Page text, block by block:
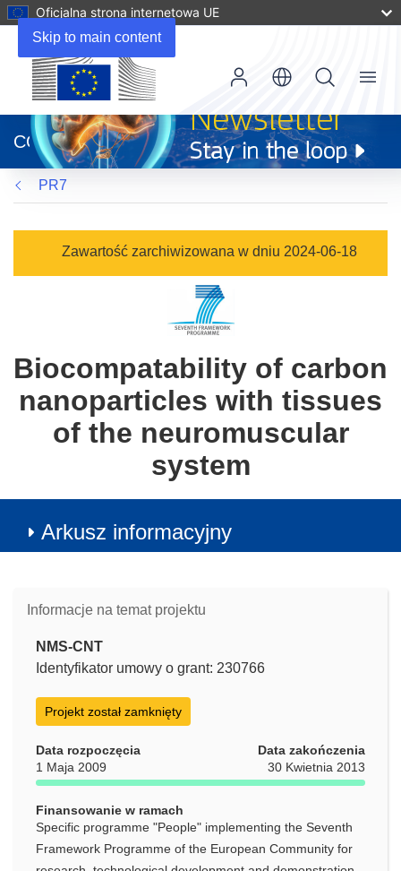
Skip to main content
Oficjalna strona internetowa UE
otworzy
się
w
nowym
oknie)
CORDIS
Menu
PR7
Zawartość zarchiwizowana w dniu 2024-06-18
Biocompatability of carbon
nanoparticles with tissues
of the neuromuscular
system
Arkusz informacyjny
Informacje na temat projektu
NMS-CNT
Identyfikator umowy o grant: 230766
Projekt został zamknięty
Data rozpoczęcia
1 Maja 2009
Data zakończenia
30 Kwietnia 2013
Finansowanie w ramach
Specific programme "People" implementing the Seventh
Framework Programme of the European Community for